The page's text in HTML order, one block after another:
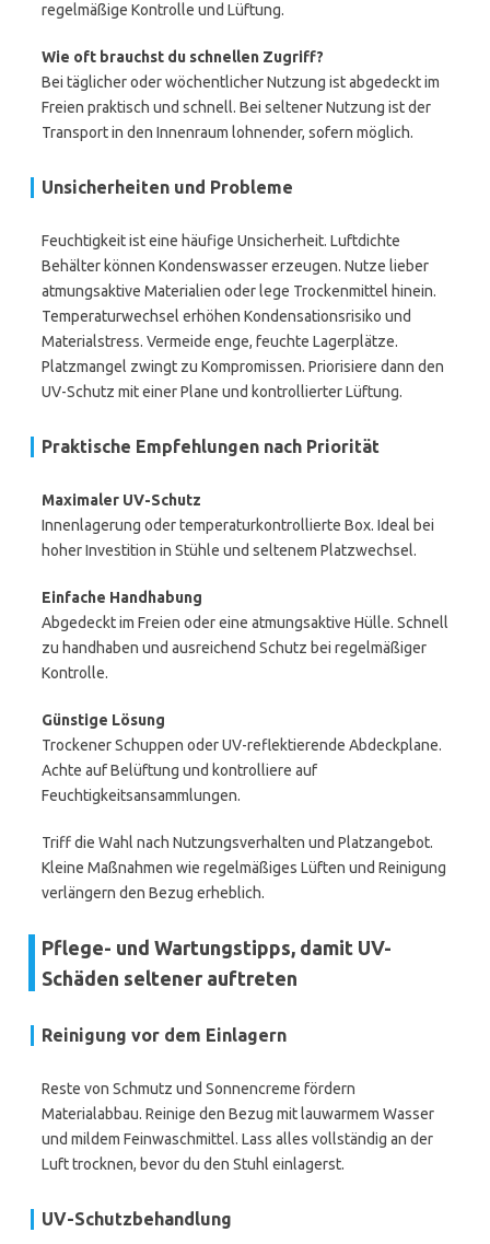
regelmäßige Kontrolle und Lüftung.
Wie oft brauchst du schnellen Zugriff?
Bei täglicher oder wöchentlicher Nutzung ist abgedeckt im
Freien praktisch und schnell. Bei seltener Nutzung ist der
Transport in den Innenraum lohnender, sofern möglich.
Unsicherheiten und Probleme
Feuchtigkeit ist eine häufige Unsicherheit. Luftdichte
Behälter können Kondenswasser erzeugen. Nutze lieber
atmungsaktive Materialien oder lege Trockenmittel hinein.
Temperaturwechsel erhöhen Kondensationsrisiko und
Materialstress. Vermeide enge, feuchte Lagerplätze.
Platzmangel zwingt zu Kompromissen. Priorisiere dann den
UV-Schutz mit einer Plane und kontrollierter Lüftung.
Praktische Empfehlungen nach Priorität
Maximaler UV-Schutz
Innenlagerung oder temperaturkontrollierte Box. Ideal bei
hoher Investition in Stühle und seltenem Platzwechsel.
Einfache Handhabung
Abgedeckt im Freien oder eine atmungsaktive Hülle. Schnell
zu handhaben und ausreichend Schutz bei regelmäßiger
Kontrolle.
Günstige Lösung
Trockener Schuppen oder UV-reflektierende Abdeckplane.
Achte auf Belüftung und kontrolliere auf
Feuchtigkeitsansammlungen.
Triff die Wahl nach Nutzungsverhalten und Platzangebot.
Kleine Maßnahmen wie regelmäßiges Lüften und Reinigung
verlängern den Bezug erheblich.
Pflege- und Wartungstipps, damit UV-
Schäden seltener auftreten
Reinigung vor dem Einlagern
Reste von Schmutz und Sonnencreme fördern
Materialabbau. Reinige den Bezug mit lauwarmem Wasser
und mildem Feinwaschmittel. Lass alles vollständig an der
Luft trocknen, bevor du den Stuhl einlagerst.
UV-Schutzbehandlung